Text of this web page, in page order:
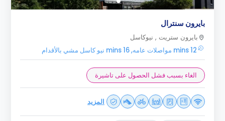
بايرون سنترال
بايرون ستريت , نيوكاسل
12 mins مواصلات عامه, 16 mins نيو كاسل مشي بالأقدام
الغاء بسبب فشل الحصول على تاشيرة
المزيد